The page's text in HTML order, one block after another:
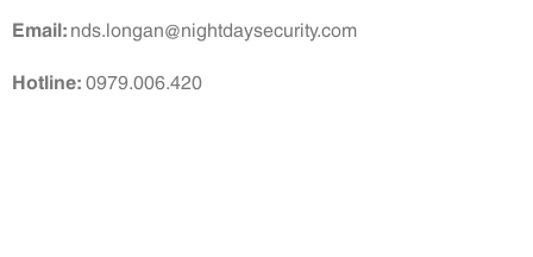
Email:nds.longan@nightdaysecurity.com
Hotline:0979.006.420